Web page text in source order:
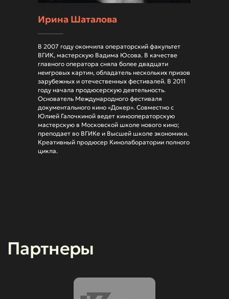
Ирина Шаталова
В 2007 году окончила операторский факультет
ВГИК, мастерскую Вадима Юсова. В качестве
главного оператора сняла более двадцати
неигровых картин, обладатель нескольких призов
зарубежных и отечественных фестивалей. В 2011
году начала продюсерскую деятельность.
Основатель Международного фестиваля
документального кино «Докер». Совместно с
Юлией Галочкиной ведет кинооператорскую
мастерскую в Московской школе нового кино;
преподает во ВГИКе и Высшей школе экономики.
Креативный продюсер Кинолаборатории полного
цикла.
Политика конфиденциальности
Регламент проведения обучающих лабораторий
Форма подтверждения места жительства
Разработка сайта